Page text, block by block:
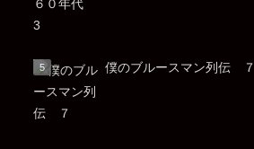
僕のブルースマン列伝 ７